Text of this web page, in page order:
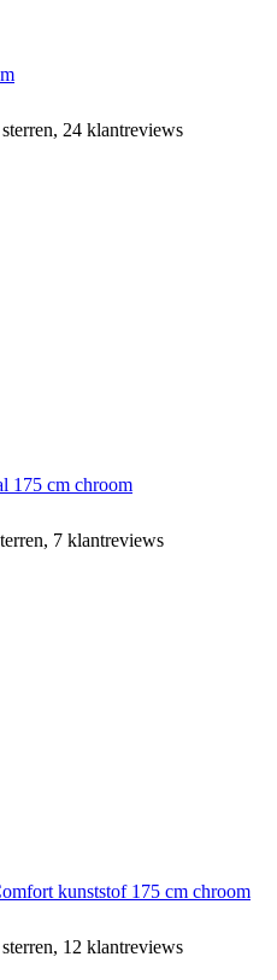
24 klantreviews
175 cm chroom
7 klantreviews
kunststof 175 cm chroom
12 klantreviews